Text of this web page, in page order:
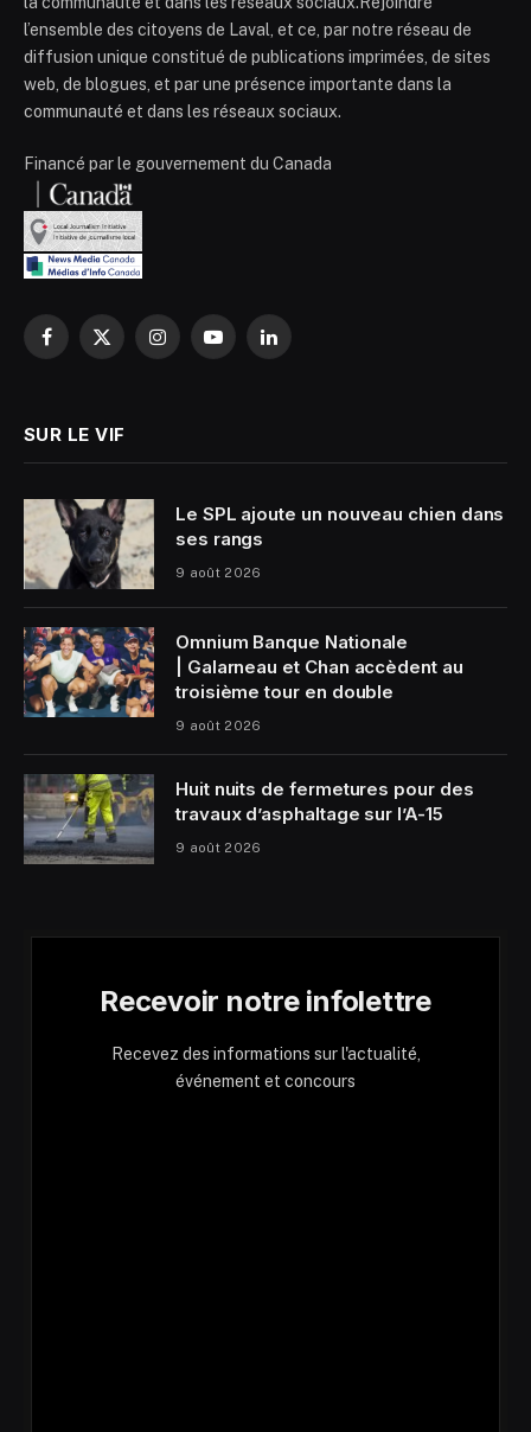
l’ensemble des citoyens de Laval, et ce, par notre réseau de
diffusion unique constitué de publications imprimées, de sites
web, de blogues, et par une présence importante dans la
communauté et dans les réseaux sociaux.
Financé par le gouvernement du Canada
Facebook
X
InstagramYouTubeLinkedIn
SUR LE VIF
Le SPL ajoute un nouveau chien dans
ses rangs
9 août 2026
Omnium Banque Nationale
| Galarneau et Chan accèdent au
troisième tour en double
9 août 2026
Huit nuits de fermetures pour des
travaux d’asphaltage sur l’A-15
9 août 2026
Recevoir notre infolettre
Recevez des informations sur l'actualité,
événement et concours